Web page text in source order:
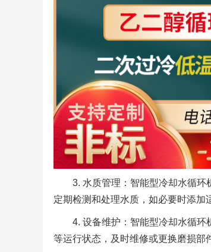
3. 水质管理：智能型冷却水循环
定期检测和处理水质，如必要时添加
4. 设备维护：智能型冷却水循环
等运行状态，及时维修或更换磨损部